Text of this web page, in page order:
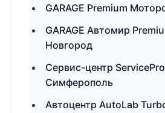
GARAGE Premium
GARAGE Автомир
Новгород
Сервис-центр
Симферополь
Автоцентр AutoLab